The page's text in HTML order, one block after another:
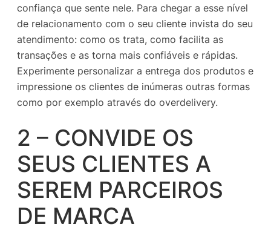
confiança que sente nele. Para chegar a esse nível
de relacionamento com o seu cliente invista do seu
atendimento: como os trata, como facilita as
transações e as torna mais confiáveis e rápidas.
Experimente personalizar a entrega dos produtos e
impressione os clientes de inúmeras outras formas
como por exemplo através do overdelivery.
2 – CONVIDE OS
SEUS CLIENTES A
SEREM PARCEIROS
DE MARCA